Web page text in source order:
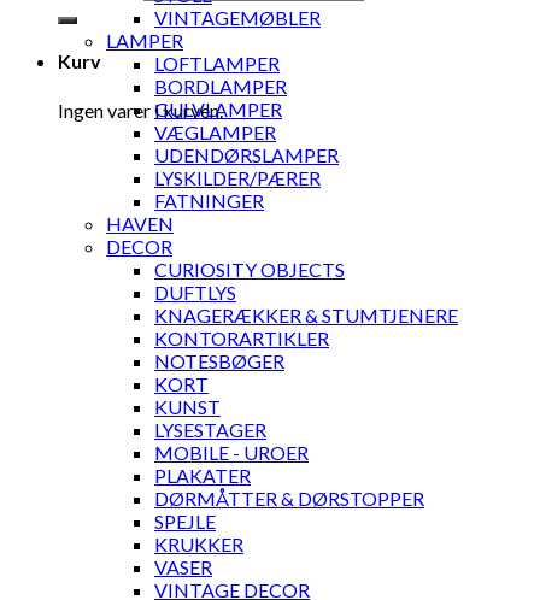
Kurv
Ingen varer i kurven.
VINTAGEMØBLER
LAMPER
LOFTLAMPER
BORDLAMPER
GULVLAMPER
VÆGLAMPER
UDENDØRSLAMPER
LYSKILDER/PÆRER
FATNINGER
HAVEN
DECOR
CURIOSITY OBJECTS
DUFTLYS
KNAGERÆKKER & STUMTJENERE
KONTORARTIKLER
NOTESBØGER
KORT
KUNST
LYSESTAGER
MOBILE - UROER
PLAKATER
DØRMÅTTER & DØRSTOPPER
SPEJLE
KRUKKER
VASER
VINTAGE DECOR